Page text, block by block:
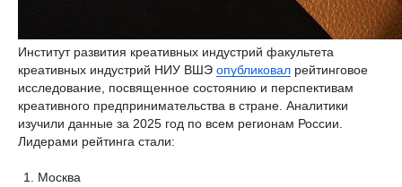
Институт развития креативных индустрий факультета
креативных индустрий НИУ ВШЭ опубликовал рейтинговое
исследование, посвященное состоянию и перспективам
креативного предпринимательства в стране. Аналитики
изучили данные за 2025 год по всем регионам России.
Лидерами рейтинга стали:
Москва